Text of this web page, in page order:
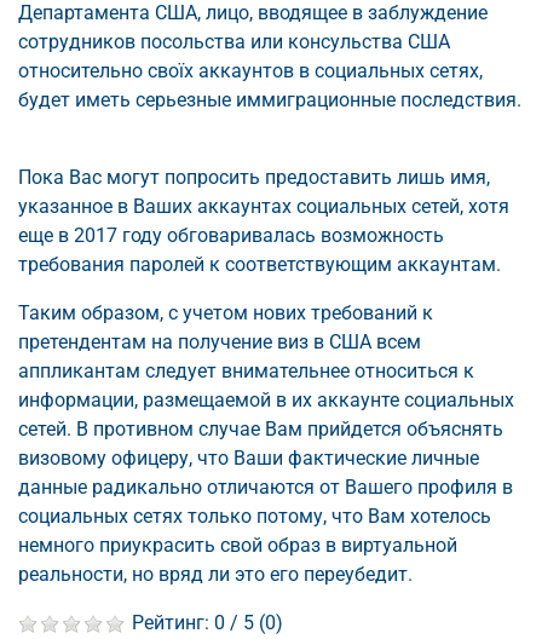
Департамента США, лицо, вводящее в заблуждение
сотрудников посольства или консульства США
относительно своїх аккаунтов в социальных сетях,
будет иметь серьезные иммиграционные последствия.
Пока Вас могут попросить предоставить лишь имя,
указанное в Ваших аккаунтах социальных сетей, хотя
еще в 2017 году обговаривалась возможность
требования паролей к соответствующим аккаунтам.
Таким образом, с учетом нових требований к
претендентам на получение виз в США всем
аппликантам следует внимательнее относиться к
информации, размещаемой в их аккаунте социальных
сетей. В противном случае Вам прийдется объяснять
визовому офицеру, что Ваши фактические личные
данные радикально отличаются от Вашего профиля в
социальных сетях только потому, что Вам хотелось
немного приукрасить свой образ в виртуальной
реальности, но вряд ли это его переубедит.
Рейтинг: 0 / 5 (0)